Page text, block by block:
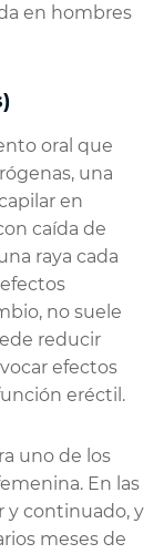
en hombres
oral que
una
en
caída de
raya cada
no suele
reducir
efectos
eréctil.
uno de los
En las
y continuado, y
meses de